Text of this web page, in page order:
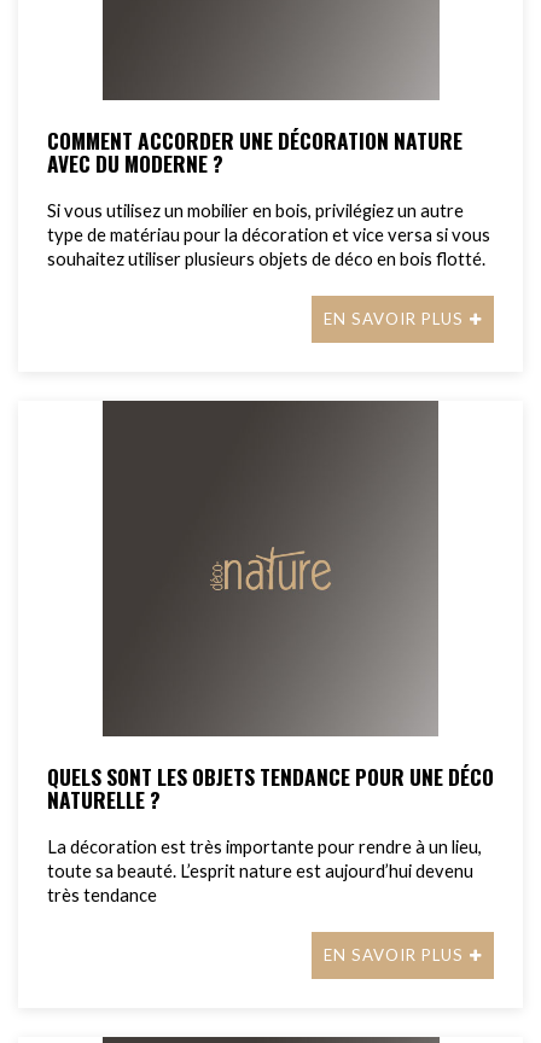
COMMENT ACCORDER UNE DÉCORATION NATURE
AVEC DU MODERNE ?
Si vous utilisez un mobilier en bois, privilégiez un autre
type de matériau pour la décoration et vice versa si vous
souhaitez utiliser plusieurs objets de déco en bois flotté.
EN SAVOIR PLUS
QUELS SONT LES OBJETS TENDANCE POUR UNE DÉCO
NATURELLE ?
La décoration est très importante pour rendre à un lieu,
toute sa beauté. L’esprit nature est aujourd’hui devenu
très tendance
EN SAVOIR PLUS